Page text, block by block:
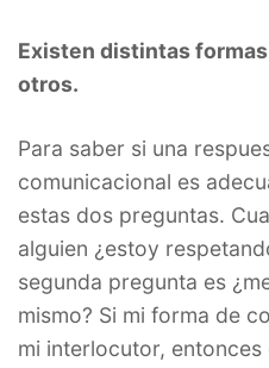
Existen distintas
otros.
Para saber si una
comunicacional es
estas dos preguntas.
alguien ¿estoy
segunda pregunta es
mismo? Si mi forma de
mi interlocutor,